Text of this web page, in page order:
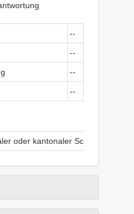
--
--
--
--
oder kantonaler Schutz